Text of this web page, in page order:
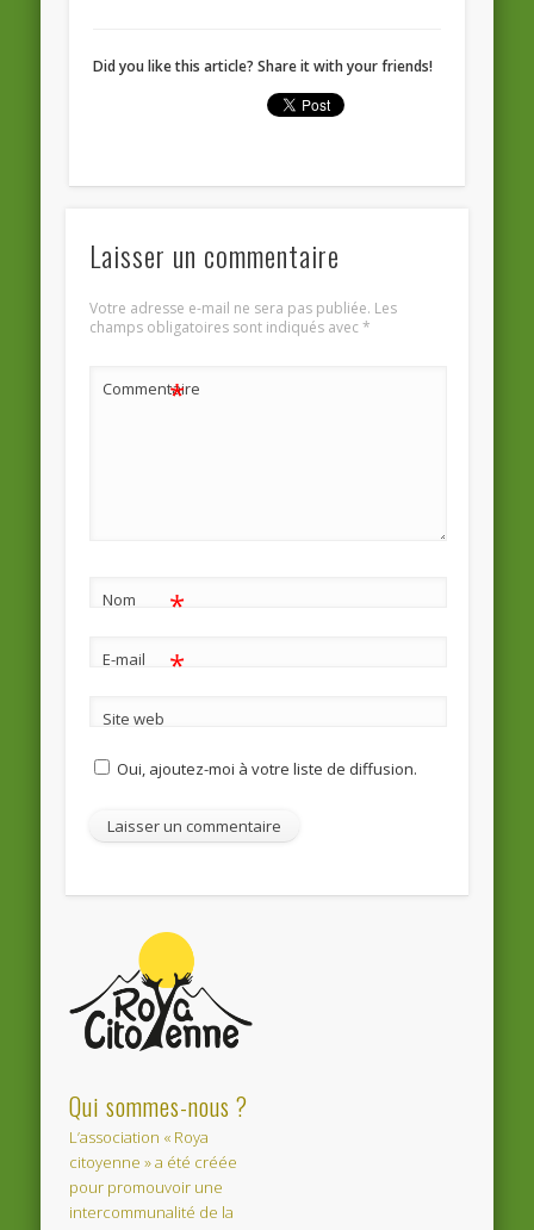
Did you like this article? Share it with your friends!
Laisser un commentaire
Votre adresse e-mail ne sera pas publiée. Les
champs obligatoires sont indiqués avec*
Commentaire
*
Nom *
E-mail *
Site web
Oui, ajoutez-moi à votre liste de diffusion.
Qui sommes-nous ?
L’association « Roya
citoyenne » a été créée
pour promouvoir une
intercommunalité de la